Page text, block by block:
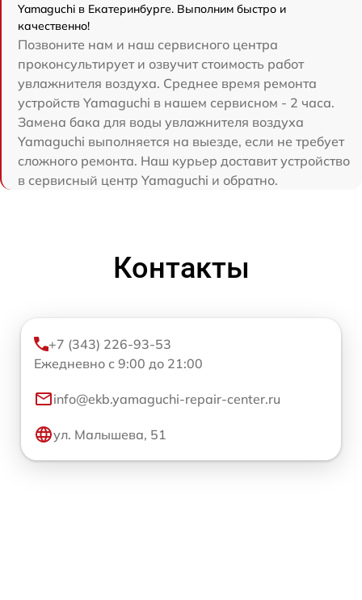
Yamaguchi в Екатеринбурге. Выполним быстро и
качественно!
Позвоните нам и наш сервисного центра
проконсультирует и озвучит стоимость работ
увлажнителя воздуха. Среднее время ремонта
устройств Yamaguchi в нашем сервисном - 2 часа.
Замена бака для воды увлажнителя воздуха
Yamaguchi выполняется на выезде, если не требует
сложного ремонта. Наш курьер доставит устройство
в сервисный центр Yamaguchi и обратно.
Контакты
+7 (343) 226-93-53
Ежедневно с 9:00 до 21:00
info@ekb.yamaguchi-repair-center.ru
ул. Малышева, 51